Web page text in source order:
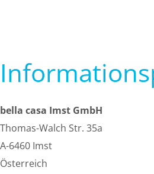
bella casa Imst GmbH
Thomas-Walch Str. 35a
A-6460 Imst
Österreich